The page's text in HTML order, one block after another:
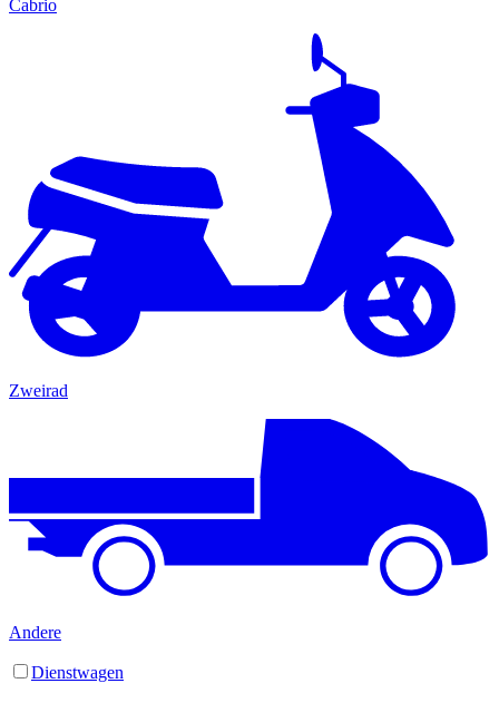
Cabrio
Zweirad
Andere
Dienstwagen